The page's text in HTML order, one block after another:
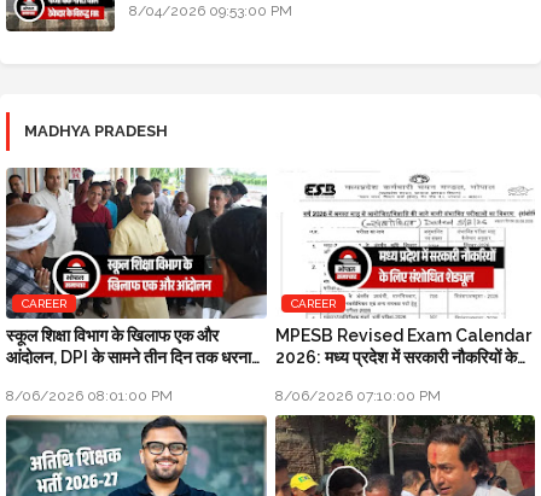
8/04/2026 09:53:00 PM
MADHYA PRADESH
CAREER
स्कूल शिक्षा विभाग के खिलाफ एक और
आंदोलन, DPI के सामने तीन दिन तक धरना
8/06/2026 08:01:00 PM
CAREER
MPESB Revised Exam Calendar
2026: मध्य प्रदेश में सरकारी नौकरियों के
8/06/2026 07:10:00 PM